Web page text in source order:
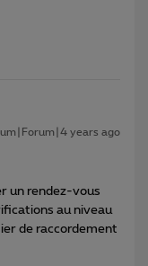
years ago
un rendez-vous
au niveau
de raccordement